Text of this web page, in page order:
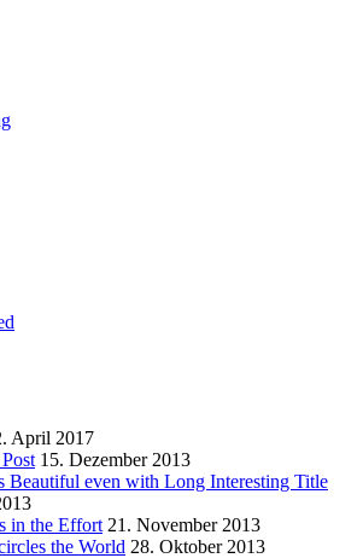
April 2017
15. Dezember 2013
Beautiful even with Long Interesting Title
in the Effort 21. November 2013
the World 28. Oktober 2013